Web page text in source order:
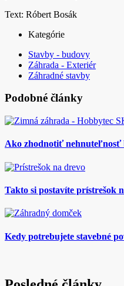
Text: Róbert Bosák
Kategórie
Stavby - budovy
Záhrada - Exteriér
Záhradné stavby
Podobné články
Ako zhodnotiť nehnuteľnosť
Takto si postavíte prístrešok
Kedy potrebujete stavebné